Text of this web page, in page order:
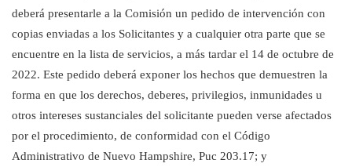
deberá presentarle a la Comisión un pedido de intervención con
copias enviadas a los Solicitantes y a cualquier otra parte que se
encuentre en la lista de servicios, a más tardar el 14 de octubre de
2022. Este pedido deberá exponer los hechos que demuestren la
forma en que los derechos, deberes, privilegios, inmunidades u
otros intereses sustanciales del solicitante pueden verse afectados
por el procedimiento, de conformidad con el Código
Administrativo de Nuevo Hampshire, Puc 203.17; y